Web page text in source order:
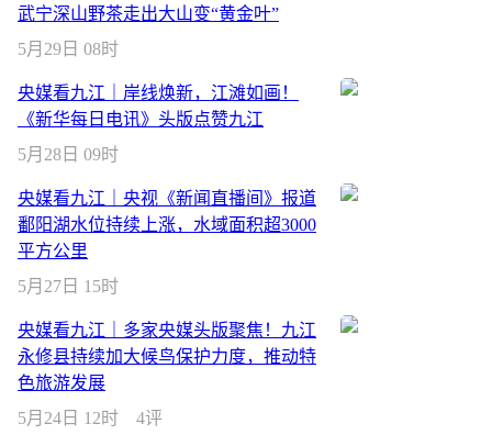
武宁深山野茶走出大山变“黄金叶”
5月29日 08时
央媒看九江｜岸线焕新，江滩如画！
《新华每日电讯》头版点赞九江
5月28日 09时
央媒看九江｜央视《新闻直播间》报道
鄱阳湖水位持续上涨，水域面积超3000
平方公里
5月27日 15时
央媒看九江｜多家央媒头版聚焦！九江
永修县持续加大候鸟保护力度，推动特
色旅游发展
5月24日 12时
4评